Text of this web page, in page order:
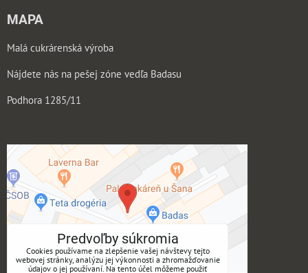
MAPA
Malá cukrárenská výroba
Nájdete nás na pešej zóne vedľa Badasu
Podhora 1285/11
Predvoľby súkromia
Cookies používame na zlepšenie vašej návštevy tejto
webovej stránky, analýzu jej výkonnosti a zhromažďovanie
údajov o jej používaní. Na tento účel môžeme použiť